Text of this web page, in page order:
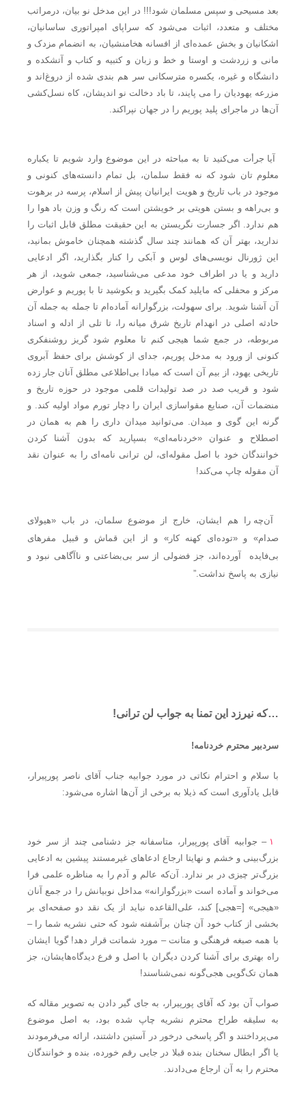
بعد مسیحی و سپس مسلمان شود!!! در این مدخل نو بیان، درمراتب
مختلف و متعدد، اثبات می‌شود که سراپای امپراتوری ساسانیان،
اشکانیان و بخش عمده‌ای از افسانه هخامنشیان، به انضمام مزدک و
مانی و زردشت و اوستا و خط و زبان و کتبیه و کتاب و آتشکده و
دانشگاه و غیره، یکسره مترسکانی سر هم بندی شده از دروغ‌اند و
مزرعه یهودیان را می پایند، تا باد دخالت نو اندیشان، کاه نسل‌کشی
آن‌ها در ماجرای پلید پوریم را در جهان نپراکند.
آیا جرأت می‌کنید تا به مباحثه در این موضوع وارد شویم تا یکباره
معلوم تان شود که نه فقط سلمان، بل تمام دانسته‌های کنونی و
موجود در باب تاریخ و هویت ایرانیان پیش از اسلام، پرسه در برهوت
و بی‌راهه و بستن هویتی بر خویشتن است که رنگ و وزن باد هوا را
هم ندارد. اگر جسارت نگریستن به این حقیقت مطلق قابل اثبات را
ندارید، بهتر آن که همانند چند سال گذشته همچنان خاموش بمانید،
این ژورنال نویسی‌های لوس و آبکی را کنار بگذارید، اگر ادعایی
دارید و یا در اطراف خود مدعی می‌شناسید، جمعی شوید، از هر
مرکز و محفلی که مایلید کمک بگیرید و بکوشید تا با پوریم و عوارض
آن آشنا شوید. برای سهولت، بزرگوارانه آماده‌ام تا جمله به جمله آن
حادثه اصلی در انهدام تاریخ شرق میانه را، تا تلی از ادله و اسناد
مربوطه، در جمع شما هیجی کنم تا معلوم شود گریز روشنفکری
کنونی از ورود به مدخل پوریم، جدای از کوشش برای حفظ آبروی
تاریخی یهود، از بیم آن است که مبادا بی‌اطلاعی مطلق آنان جار زده
شود و قریب صد در صد تولیدات قلمی موجود در حوزه تاریخ و
منضمات آن، صنایع مقواسازی ایران را دچار تورم مواد اولیه کند. و
گرنه این گوی و میدان. می‌توانید میدان داری را هم به همان در
اصطلاح و عنوان «خردنامه‌ای» بسپارید که بدون آشنا کردن
خوانندگان خود با اصل مقوله‌ای، لن ترانی نامه‌ای را به عنوان نقد
آن مقوله چاپ می‌کند!
ن‌چه را هم ایشان، خارج از موضوع سلمان، در باب «هیولای
صدام» و «توده‌ای کهنه کار» و از این قماش و قبیل مفرهای
بی‌فایده آورده‌اند، جز فضولی از سر بی‌بضاعتی و ناآگاهی نبود و
نیازی به پاسخ نداشت.”
…که نیرزد این تمنا به جواب لن ترانی!
سردبیر محترم خردنامه!
با سلام و احترام نکاتی در مورد جوابیه جناب آقای ناصر پورپیرار،
قابل یادآوری است که ذیلا به برخی از آن‌ها اشاره می‌شود:
۱ – جوابیه آقای پورپیرار، متاسفانه جز دشنامی چند از سر خود
بزرگ‌بینی و خشم و نهایتا ارجاع ادعاهای غیرمستند پیشین به ادعایی
بزرگ‌تر چیزی در بر ندارد. آن‌که عالم و آدم را به مناظره علمی فرا
می‌خواند و آماده است «بزرگوارانه» مداخل نوبیانش را در جمع آنان
«هیجی» [=هجی] کند، علی‌القاعده نباید از یک نقد دو صفحه‌ای بر
بخشی از کتاب خود آن چنان برآشفته شود که حتی نشریه شما را –
با همه صبغه فرهنگی و متانت – مورد شماتت قرار دهد! گویا ایشان
راه بهتری برای آشنا کردن دیگران با اصل و فرع دیدگاه‌هایشان، جز
همان تک‌گویی هجی‌گونه نمی‌شناسند!
صواب آن بود که آقای پورپیرار، به جای گیر دادن به تصویر مقاله که
به سلیقه طراح محترم نشریه چاپ شده بود، به اصل موضوع
می‌پرداختند و اگر پاسخی درخور در آستین داشتند، ارائه می‌فرمودند
یا اگر ابطال سخنان بنده قبلا در جایی رقم خورده، بنده و خوانندگان
محترم را به آن ارجاع می‌دادند.